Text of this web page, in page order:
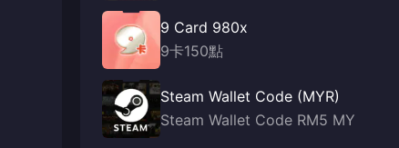
9 Card 980x
9卡150點
Steam Wallet Code (MYR)
Steam Wallet Code RM5 MY